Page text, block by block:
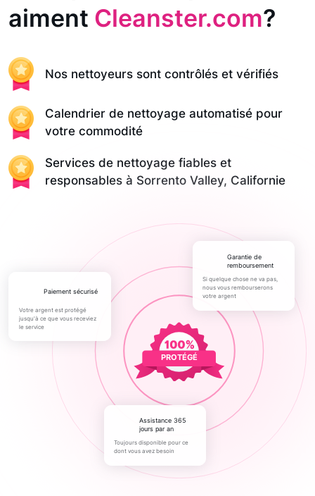
aiment Cleanster.com?
Nos nettoyeurs sont contrôlés et vérifiés
Calendrier de nettoyage automatisé pour
votre commodité
Services de nettoyage fiables et
responsables à Sorrento Valley, Californie
PROTÉGÉ
paiement sécurisé
Votre argent est protégé
jusqu'à ce que vous receviez
le service
Garantie de
remboursement
Si quelque chose ne va pas,
nous vous rembourserons
votre argent
Assistance 365
jours par an
Toujours disponible pour ce
dont vous avez besoin